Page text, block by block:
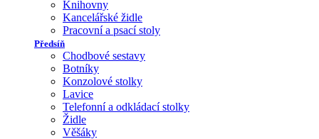
Knihovny
Kancelářské židle
Pracovní a psací stoly
Předsíň
Chodbové sestavy
Botníky
Konzolové stolky
Lavice
Telefonní a odkládací stolky
Židle
Věšáky